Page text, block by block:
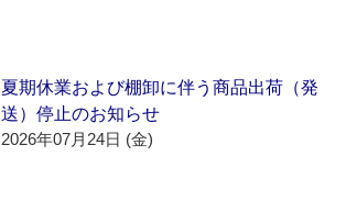
夏期休業および棚卸に伴う商品出荷（発
送）停止のお知らせ
2026年07月24日 (金)